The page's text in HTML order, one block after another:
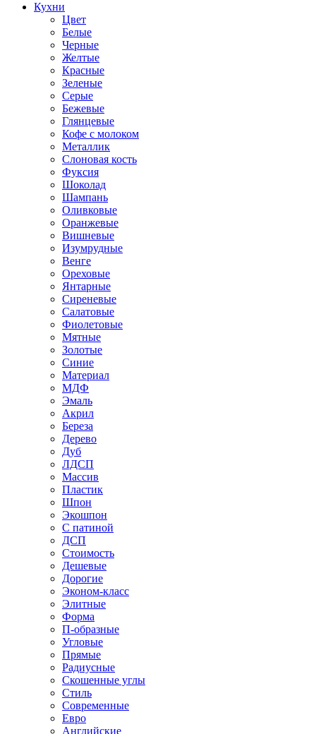
Кухни
Цвет
Белые
Черные
Желтые
Красные
Зеленые
Серые
Бежевые
Глянцевые
Кофе с молоком
Металлик
Слоновая кость
Фуксия
Шоколад
Шампань
Оливковые
Оранжевые
Вишневые
Изумрудные
Венге
Ореховые
Янтарные
Сиреневые
Салатовые
Фиолетовые
Мятные
Золотые
Синие
Материал
МДФ
Эмаль
Акрил
Береза
Дерево
Дуб
ЛДСП
Массив
Пластик
Шпон
Экошпон
С патиной
ДСП
Стоимость
Дешевые
Дорогие
Эконом-класс
Элитные
Форма
П-образные
Угловые
Прямые
Радиусные
Скошенные углы
Стиль
Современные
Евро
Английские